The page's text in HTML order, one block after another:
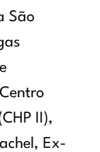
São
II),
Ex-